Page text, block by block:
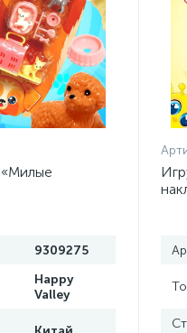
9309275
Happy
Valley